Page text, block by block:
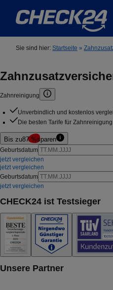
Sie sind hier: Startseite »
Zahnreinigung
Unverbindlich und kostenlos
Die besten Tarife für
Bis zu87 %sparen
Geburtsdatum
jetzt vergleichen
jetzt vergleichen
Geburtsdatum
jetzt vergleichen
CHECK24 ist Testsieger
Unsere Partner